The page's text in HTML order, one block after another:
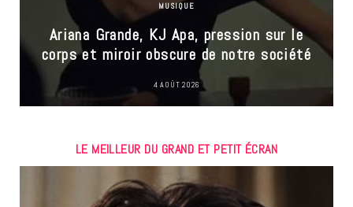
MUSIQUE
Ariana Grande, KJ Apa, pression sur le
corps et miroir obscure de notre société
4 AOÛT 2026
LE MEILLEUR DU GRAND ET PETIT ÉCRAN